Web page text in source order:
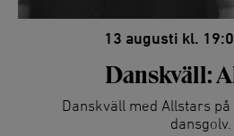
13 augusti kl.
Danskväll:
Danskväll med Allstars
dansgolv.